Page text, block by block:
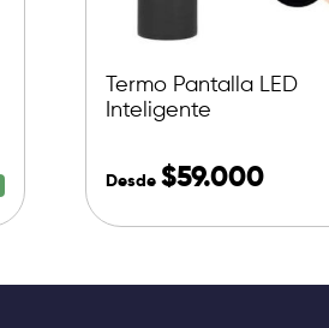
Termo Pantalla LED
Inteligente
Desde$59.000